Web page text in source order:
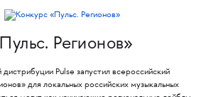
Регионов»
Pulse запустил всероссийский
для локальных российских музыкальных